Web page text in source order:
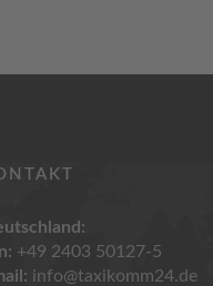
+49 2403 50127-5
info@taxikomm24.de